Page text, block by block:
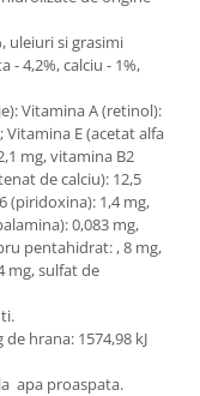
uleiuri si grasimi
- 4,2%, calciu - 1%,
Vitamina A (retinol):
Vitamina E (acetat alfa
mg, vitamina B2
de calciu): 12,5
(piridoxina): 1,4 mg,
0,083 mg,
pentahidrat: , 8 mg,
mg, sulfat de
hrana: 1574,98 kJ
apa proaspata.